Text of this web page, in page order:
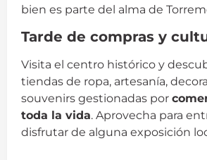
bien es parte del alma de
Tarde de compras y
Visita el centro histórico y
tiendas de ropa, artesanía,
souvenirs gestionadas por
toda la vida. Aprovecha para
disfrutar de alguna exposición